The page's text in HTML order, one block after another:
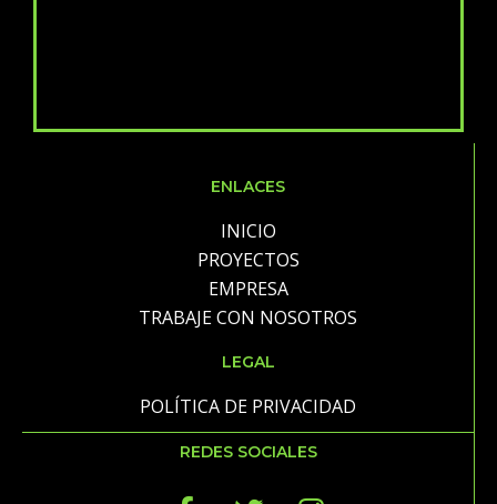
ENLACES
INICIO
PROYECTOS
EMPRESA
TRABAJE CON NOSOTROS
LEGAL
POLÍTICA DE PRIVACIDAD
REDES SOCIALES